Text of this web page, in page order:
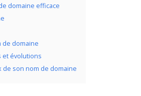
domaine efficace
de domaine
et évolutions
de son nom de domaine